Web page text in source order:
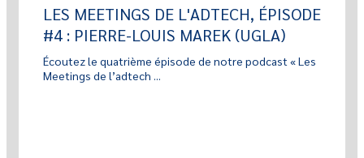
LES MEETINGS DE L'ADTECH, ÉPISODE
#4 : PIERRE-LOUIS MAREK (UGLA)
Écoutez le quatrième épisode de notre podcast « Les
Meetings de l’adtech ...